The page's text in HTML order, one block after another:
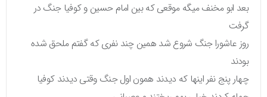
بعد ابو مخنف میگه موقعی که بین امام حسین و کوفیا جنگ در
گرفت
روز عاشورا جنگ شروع شد همین چند نفری که گفتم ملحق شده
بودند
چهار پنج نفر اینها که دیدند همون اول جنگ وقتی دیدند کوفیا